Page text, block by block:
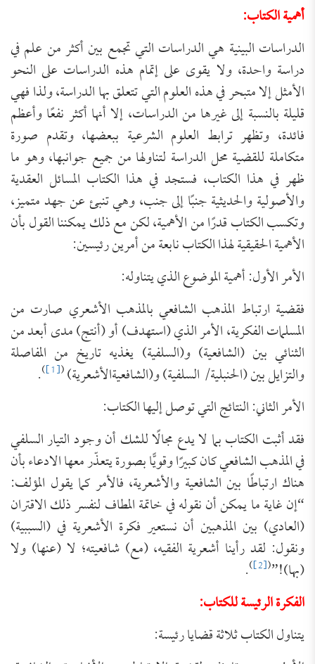
أهمية الكتاب:
الدراسات البينية هي الدراسات التي تجمع بين أكثر من علم في
دراسة واحدة، ولا يقوى على إتمام هذه الدراسات على النحو
الأمثل إلا متبحر في هذه العلوم التي تتعلق بها الدراسة، ولذا فهي
قليلة بالنسبة إلى غيرها من الدراسات، إلا أنها أكثر نفعًا وأعظم
فائدة، وتظهر ترابط العلوم الشرعية ببعضها، وتقدم صورة
متكاملة للقضية محل الدراسة لتناولها من جميع جوانبها، وهو ما
ظهر في هذا الكتاب، فستجد في هذا الكتاب المسائل العقدية
والأصولية والحديثية جنبًا إلى جنب، وهي تنبئ عن جهد متميز،
وتكسب الكتاب قدرًا من الأهمية، لكن مع ذلك يمكننا القول بأن
الأهمية الحقيقية لهذا الكتاب نابعة من أمرين رئيسين:
الأمر الأول: أهمية الموضوع الذي يتناوله:
فقضية ارتباط المذهب الشافعي بالمذهب الأشعري صارت من
المسلمات الفكرية، الأمر الذي (استهدف) أو (أنتج) مدى أبعد من
الثنائي بين (الشافعية) و(السلفية) يغذيه تاريخ من المفاصلة
والتزايل بين (الحنبلية/ السلفية) و(الشافعيةالأشعرية)(
[1]
)
.
الأمر الثاني: النتائج التي توصل إليها الكتاب:
فقد أثبت الكتاب بما لا يدع مجالًا للشك أن وجود التيار السلفي
في المذهب الشافعي كان كبيرًا وقويًّا بصورة يتعذّر معها الادعاء بأن
هناك ارتباطًا بين الشافعية والأشعرية، فالأمر كما يقول المؤلف:
“إن غاية ما يمكن أن نقوله في خاتمة المطاف لنفسر ذلك الاقتران
(العادي) بين المذهبين أن نستعير فكرة الأشعرية في (السببية)
ونقول: لقد رأينا أشعرية الفقيه، (مع) شافعيته؛ لا (عنها) ولا
(بها)!”(
[2]
)
.
الفكرة الرئيسة للكتاب:
يتناول الكتاب ثلاثة قضايا رئيسة: